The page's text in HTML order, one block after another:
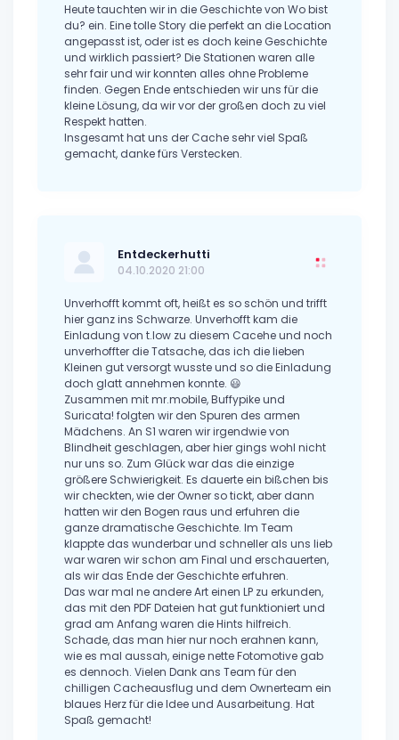
Heute tauchten wir in die Geschichte von Wo bist
du? ein. Eine tolle Story die perfekt an die Location
angepasst ist, oder ist es doch keine Geschichte
und wirklich passiert? Die Stationen waren alle
sehr fair und wir konnten alles ohne Probleme
finden. Gegen Ende entschieden wir uns für die
kleine Lösung, da wir vor der großen doch zu viel
Respekt hatten.
Insgesamt hat uns der Cache sehr viel Spaß
gemacht, danke fürs Verstecken.
Entdeckerhutti
04.10.2020 21:00
Unverhofft kommt oft, heißt es so schön und trifft
hier ganz ins Schwarze. Unverhofft kam die
Einladung von t.low zu diesem Cacehe und noch
unverhoffter die Tatsache, das ich die lieben
Kleinen gut versorgt wusste und so die Einladung
doch glatt annehmen konnte. 😃
Zusammen mit mr.mobile, Buffypike und
Suricata! folgten wir den Spuren des armen
Mädchens. An S1 waren wir irgendwie von
Blindheit geschlagen, aber hier gings wohl nicht
nur uns so. Zum Glück war das die einzige
größere Schwierigkeit. Es dauerte ein bißchen bis
wir checkten, wie der Owner so tickt, aber dann
hatten wir den Bogen raus und erfuhren die
ganze dramatische Geschichte. Im Team
klappte das wunderbar und schneller als uns lieb
war waren wir schon am Final und erschauerten,
als wir das Ende der Geschichte erfuhren.
Das war mal ne andere Art einen LP zu erkunden,
das mit den PDF Dateien hat gut funktioniert und
grad am Anfang waren die Hints hilfreich.
Schade, das man hier nur noch erahnen kann,
wie es mal aussah, einige nette Fotomotive gab
es dennoch. Vielen Dank ans Team für den
chilligen Cacheausflug und dem Ownerteam ein
blaues Herz für die Idee und Ausarbeitung. Hat
Spaß gemacht!